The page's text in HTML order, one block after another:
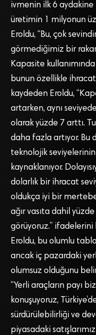
ivmenin ilk 6
üretimin 1 milyonun
Eroldu, “Bu, çok
görmediğimiz bir
Kapasite
bunun özellikle
kaydeden Eroldu,
artarken, aynı
olarak yüzde 7 arttı.
daha fazla artıyor. Bu
teknolojik
kaynaklanıyor.
dolarlık bir ihracat
oldukça iyi bir
ağır vasıta dahil yüzde
görüyoruz.” ifadelerini
Eroldu, bu olumlu
ancak iç pazardaki
olumsuz olduğunu
“Yerli araçların payı
konuşuyoruz,
sürdürülebilirliği ve
piyasadaki